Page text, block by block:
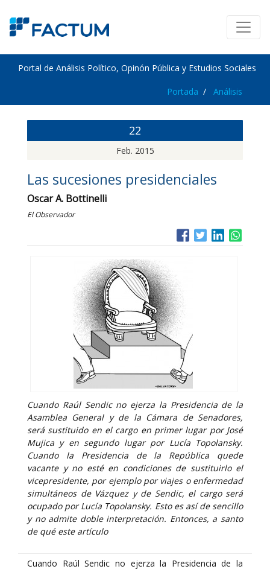
Portal de Análisis Político, Opinón Pública y Estudios Sociales
Portada Análisis
22
Feb. 2015
Las sucesiones presidenciales
Oscar A. Bottinelli
El Observador
Cuando Raúl Sendic no ejerza la Presidencia de la
Asamblea General y de la Cámara de Senadores,
será sustituido en el cargo en primer lugar por José
Mujica y en segundo lugar por Lucía Topolansky.
Cuando la Presidencia de la República quede
vacante y no esté en condiciones de sustituirlo el
vicepresidente, por ejemplo por viajes o enfermedad
simultáneos de Vázquez y de Sendic, el cargo será
ocupado por Lucía Topolansky. Esto es así de sencillo
y no admite doble interpretación. Entonces, a santo
de qué este artículo
Cuando Raúl Sendic no ejerza la Presidencia de la